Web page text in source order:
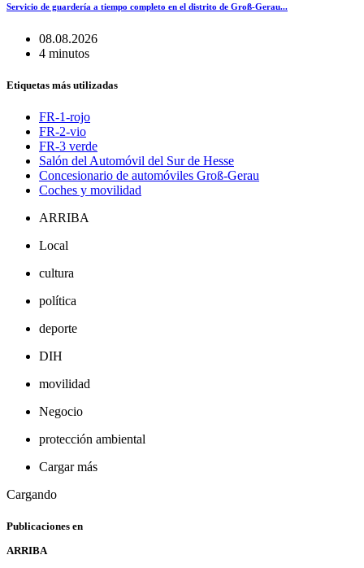
Servicio de guardería a tiempo completo en el distrito de Groß-Gerau...
08.08.2026
4 minutos
Etiquetas más utilizadas
FR-1-rojo
FR-2-vio
FR-3 verde
Salón del Automóvil del Sur de Hesse
Concesionario de automóviles Groß-Gerau
Coches y movilidad
ARRIBA
Local
cultura
política
deporte
DIH
movilidad
Negocio
protección ambiental
Cargar más
Cargando
Publicaciones en
ARRIBA